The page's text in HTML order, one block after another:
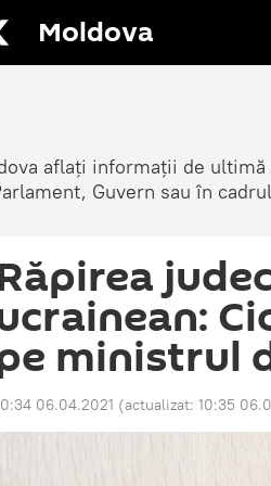
Moldova
aflați informații de
Guvern sau în
ministrul
06.04.2021 (actualizat: 10:35